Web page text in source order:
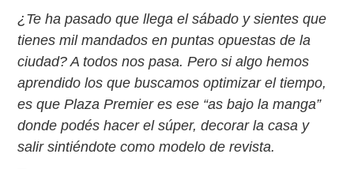
¿Te ha pasado que llega el sábado y sientes que
tienes mil mandados en puntas opuestas de la
ciudad? A todos nos pasa. Pero si algo hemos
aprendido los que buscamos optimizar el tiempo,
es que Plaza Premier es ese “as bajo la manga”
donde podés hacer el súper, decorar la casa y
salir sintiéndote como modelo de revista.